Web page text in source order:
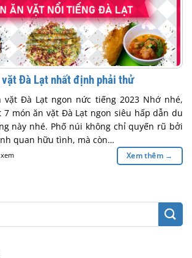
Đà Lạt nhất định phải thử
vặt Đà Lạt ngon nức tiếng 2023 Nhớ nhé,
món ăn vặt Đà Lạt ngon siêu hấp dẫn du
này nhé. Phố núi không chỉ quyến rũ bởi
quan hữu tình, mà còn…
Xem thêm →